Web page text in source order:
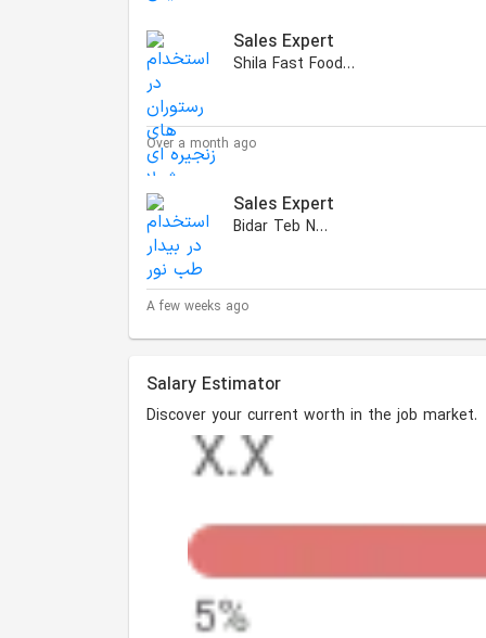
Sales Expert
Shila Fast Food Co.
Over a month ago
Sales Expert
Bidar Teb Noor
A few weeks ago
Salary Estimator
Discover your current worth in the job market.